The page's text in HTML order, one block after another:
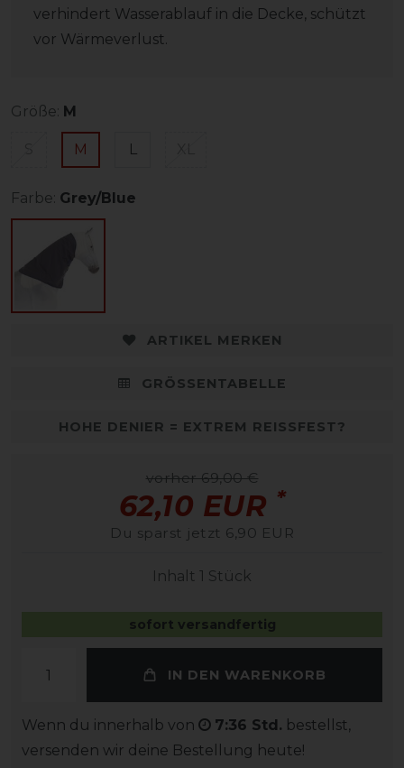
verhindert Wasserablauf in die Decke, schützt
vor Wärmeverlust.
Größe: M
M L
Farbe: Grey/Blue
ARTIKEL MERKEN
GRÖSSENTABELLE
HOHE DENIER = EXTREM REISSFEST?
vorher 69,00 €
62,10 EUR *
Du sparst jetzt 6,90 EUR
Inhalt 1 Stück
sofort versandfertig
IN DEN WARENKORB
Wenn du innerhalb von 7:36 Std. bestellst,
versenden wir deine Bestellung heute!